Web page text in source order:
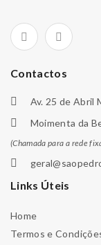
Contactos
Av. 25 de Abril
Moimenta da
(Chamada para a rede
Links Úteis
Home
Termos e